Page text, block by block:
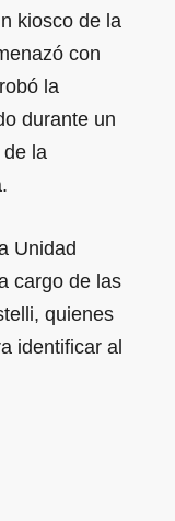
kiosco de la
con
la
durante un
la
Unidad
cargo de las
quienes
identificar al